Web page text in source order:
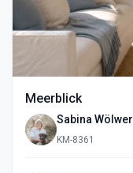
Meerblick
Sabina Wölwer
KM-8361